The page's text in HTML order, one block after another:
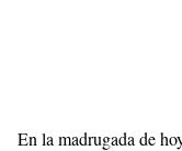
En la madrugada de